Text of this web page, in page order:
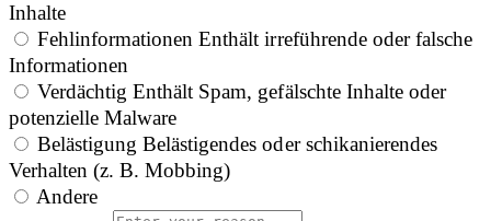
Inhalte
Fehlinformationen Enthält irreführende oder falsche
Informationen
Verdächtig Enthält Spam, gefälschte Inhalte oder
potenzielle Malware
Belästigung Belästigendes oder schikanierendes
Verhalten (z. B. Mobbing)
Andere